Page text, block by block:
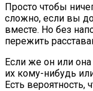
Просто чтобы
сложно, если вы
вместе. Но без
пережить
Если же он или она
их кому-нибудь
Есть вероятность,